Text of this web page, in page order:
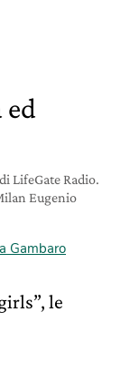
ed
LifeGate Radio.
Eugenio
Gambaro
le